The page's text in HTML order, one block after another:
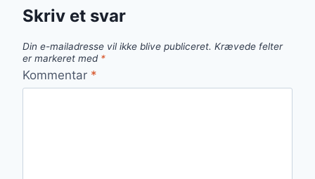
Skriv et svar
Din e-mailadresse vil ikke blive publiceret. Krævede felter
er markeret med *
Kommentar *